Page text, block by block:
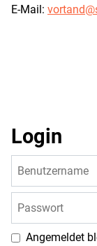
E-Mail:
Login
Angemeldet